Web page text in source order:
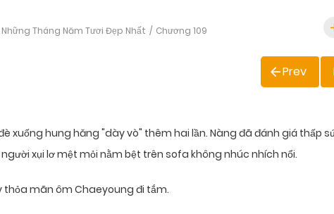
Tháng Năm Tươi Đẹp Nhất Chương 109
Prev
xuống hung hăng "dày vò" thêm hai lần. Nàng đã đánh giá thấp
xụi lơ mệt mỏi nằm bệt trên sofa không nhúc nhích nổi.
thỏa mãn ôm Chaeyoung đi tắm.